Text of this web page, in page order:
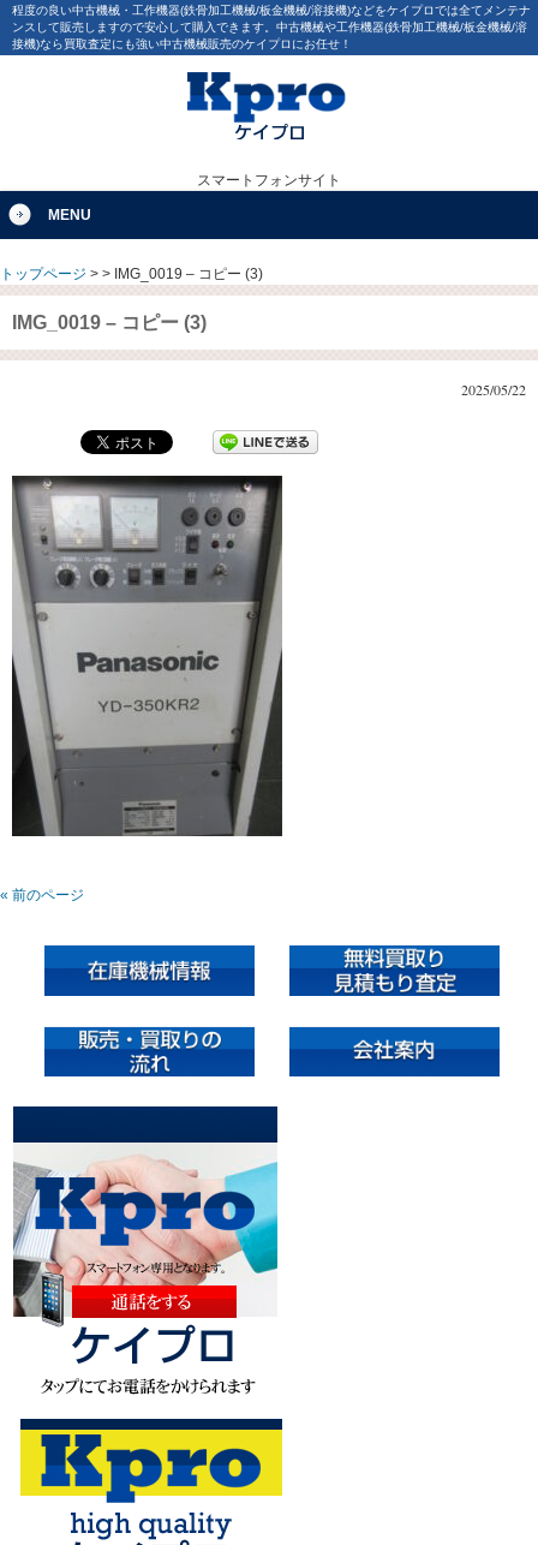
程度の良い中古機械・工作機器(鉄骨加工機械/板金機械/溶接機)などをケイプロでは全てメンテナ
ンスして販売しますので安心して購入できます。中古機械や工作機器(鉄骨加工機械/板金機械/溶
接機)なら買取査定にも強い中古機械販売のケイプロにお任せ！
スマートフォンサイト
MENU
トップページ > > IMG_0019 – コピー (3)
IMG_0019 – コピー (3)
2025/05/22
« 前のページ